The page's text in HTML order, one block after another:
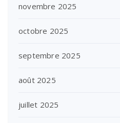
novembre 2025
octobre 2025
septembre 2025
août 2025
juillet 2025